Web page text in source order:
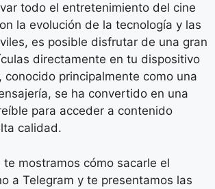
todo el entretenimiento del cine
la evolución de la tecnología y las
es posible disfrutar de una gran
directamente en tu dispositivo
conocido principalmente como una
se ha convertido en una
para acceder a contenido
calidad.
te mostramos cómo sacarle el
a Telegram y te presentamos las